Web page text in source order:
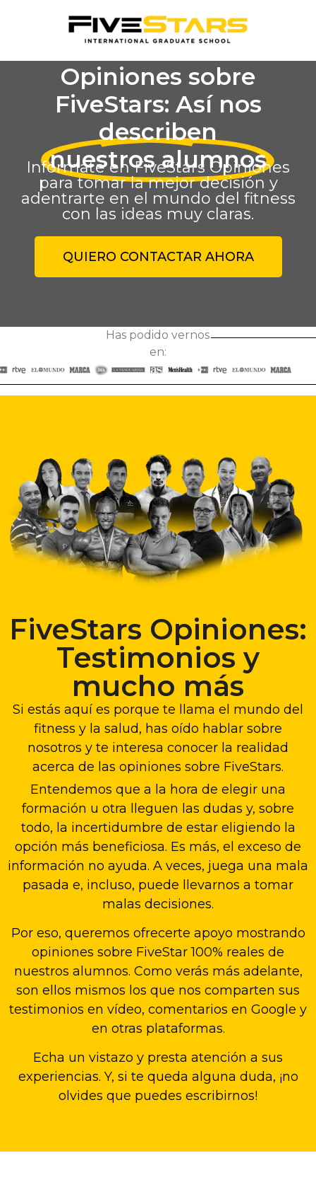
Opiniones sobre
FiveStars: Así nos
describen
nuestros alumnos
Infórmate en FiveStars Opiniones
para tomar la mejor decisión y
adentrarte en el mundo del fitness
con las ideas muy claras.
QUIERO CONTACTAR AHORA
Has podido vernos
en:
FiveStars Opiniones:
Testimonios y
mucho más
Si estás aquí es porque te llama el mundo del
fitness y la salud, has oído hablar sobre
nosotros y te interesa conocer la realidad
acerca de las opiniones sobre FiveStars.
Entendemos que a la hora de elegir una
formación u otra lleguen las dudas y, sobre
todo, la incertidumbre de estar eligiendo la
opción más beneficiosa. Es más, el exceso de
información no ayuda. A veces, juega una mala
pasada e, incluso, puede llevarnos a tomar
malas decisiones.
Por eso, queremos ofrecerte apoyo mostrando
opiniones sobre FiveStar 100% reales de
nuestros alumnos. Como verás más adelante,
son ellos mismos los que nos comparten sus
testimonios en vídeo, comentarios en Google y
en otras plataformas.
Echa un vistazo y presta atención a sus
experiencias. Y, si te queda alguna duda, ¡no
olvides que puedes escribirnos!